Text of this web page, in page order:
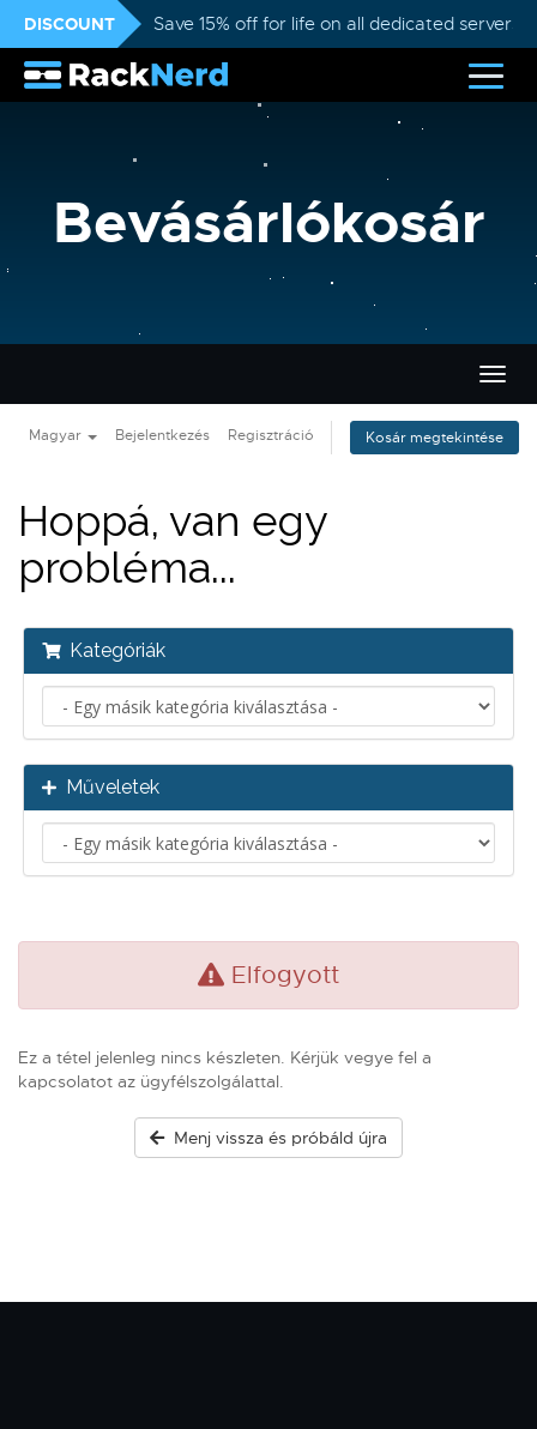
DISCOUNT Save 15% off for life on all dedicated servers
Bevásárlókosár
a
Magyar Bejelentkezés Regisztráció Kosár megtekintése
Hoppá, van egy
probléma...
Kategóriák
Műveletek
Elfogyott
Ez a tétel jelenleg nincs készleten. Kérjük vegye fel a
kapcsolatot az ügyfélszolgálattal.
Menj vissza és próbáld újra